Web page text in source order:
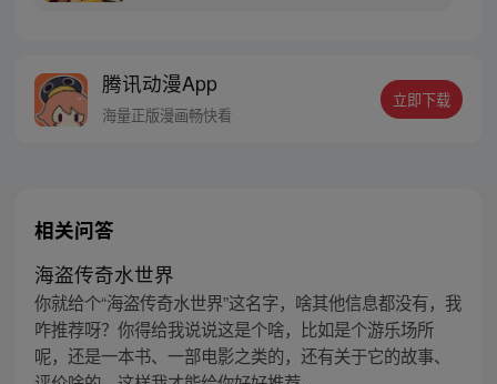
腾讯动漫App
海量正版漫画畅快看
立即下载
相关问答
海盗传奇水世界
你就给个“海盗传奇水世界”这名字，啥其他信息都没有，我
咋推荐呀？你得给我说说这是个啥，比如是个游乐场所
呢，还是一本书、一部电影之类的，还有关于它的故事、